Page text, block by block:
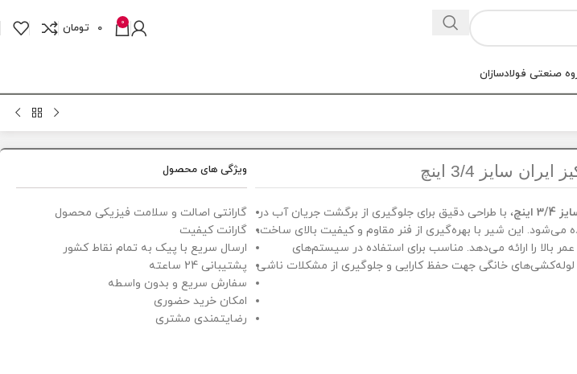
0
0 تومان
صنعتی فولادسازان
سایز 3/4 اینچ
، با طراحی دقیق برای جلوگیری از برگشت جریان آب در
این شیر با بهره‌گیری از فنر مقاوم و کیفیت بالای ساخت،
بالا را ارائه می‌دهد. مناسب برای استفاده در سیستم‌های
خانگی جهت حفظ کارایی و جلوگیری از مشکلات ناشی
ویژگی های محصول
گارانتی اصالت و سلامت فیزیکی محصول
گارانت کیفیت
ارسال سریع با پیک به تمام نقاط کشور
پشتیبانی 24 ساعته
سفارش سریع و بدون واسطه
امکان خرید حضوری
رضایتمندی مشتری